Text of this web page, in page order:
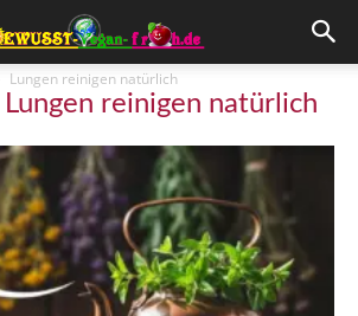
Lungen reinigen natürlich
reinigen natürlich